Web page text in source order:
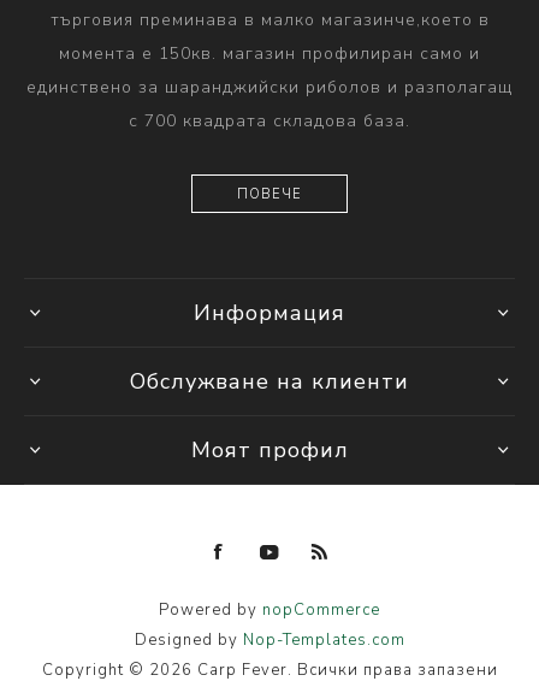
търговия преминава в малко магазинче,което в
момента е 150кв. магазин профилиран само и
единствено за шаранджийски риболов и разполагащ
с 700 квадрата складова база.
ПОВЕЧЕ
Информация
Обслужване на клиенти
Моят профил
Powered by nopCommerce
Designed by Nop-Templates.com
Copyright © 2026 Carp Fever. Всички права запазени